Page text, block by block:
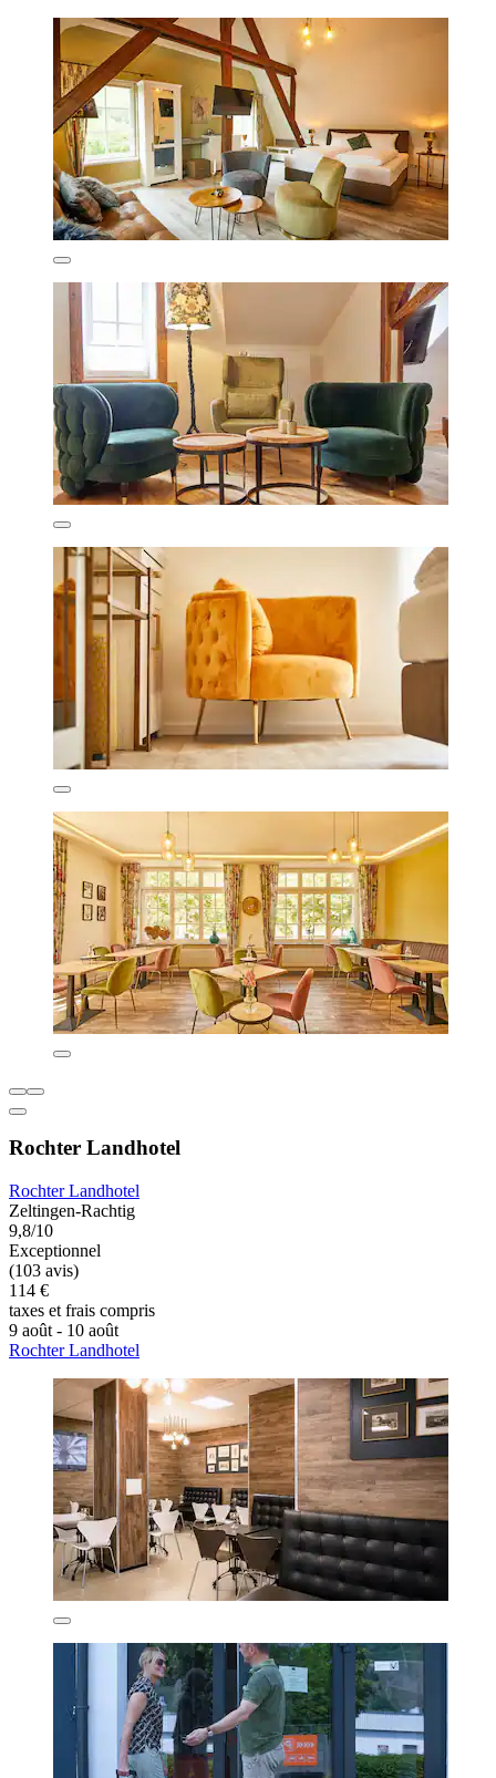
Rochter Landhotel
Rochter Landhotel
Zeltingen-Rachtig
9,8/10
Exceptionnel
(103 avis)
114 €
taxes et frais compris
9 août - 10 août
Rochter Landhotel